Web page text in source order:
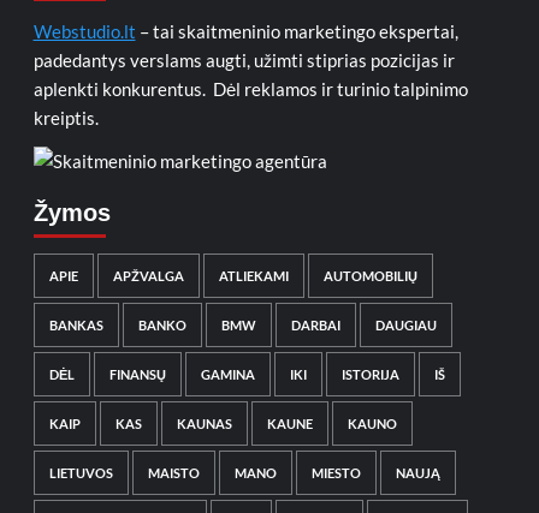
Webstudio.lt – tai skaitmeninio marketingo ekspertai,
padedantys verslams augti, užimti stiprias pozicijas ir
aplenkti konkurentus. Dėl reklamos ir turinio talpinimo
kreiptis.
Žymos
APIE APŽVALGA ATLIEKAMI AUTOMOBILIŲ
BANKAS BANKO BMW DARBAI DAUGIAU
DĖL FINANSŲ GAMINA IKI ISTORIJA IŠ
KAIP KAS KAUNAS KAUNE KAUNO
LIETUVOS MAISTO MANO MIESTO NAUJĄ